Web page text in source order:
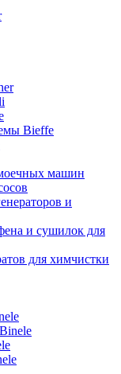
Bieffe
машин
и
и сушилок для
для химчистки